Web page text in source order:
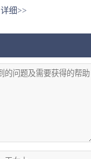
详细>>